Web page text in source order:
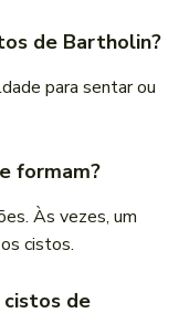
de Bartholin?
para sentar ou
formam?
Às vezes, um
cistos.
de